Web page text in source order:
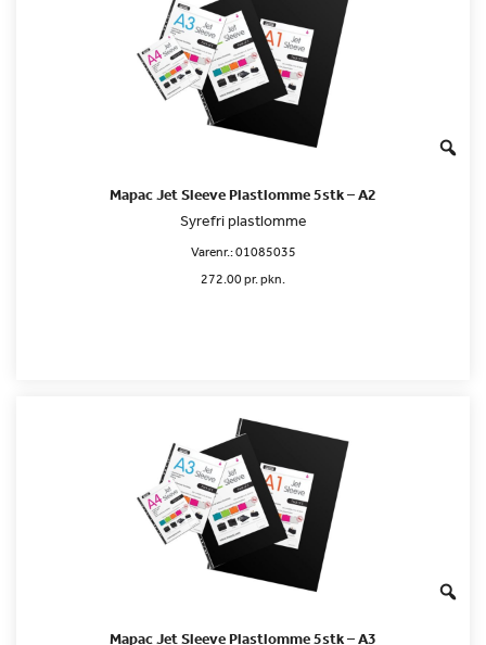
Mapac Jet Sleeve Plastlomme 5stk – A2
Syrefri plastlomme
Varenr.:01085035
272.00 pr. pkn.
Mapac Jet Sleeve Plastlomme 5stk – A3